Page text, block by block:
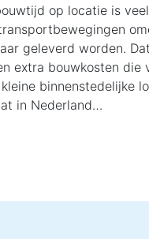
op locatie is
geleverd worden.
extra bouwkosten die
binnenstedelijke
in Nederland…